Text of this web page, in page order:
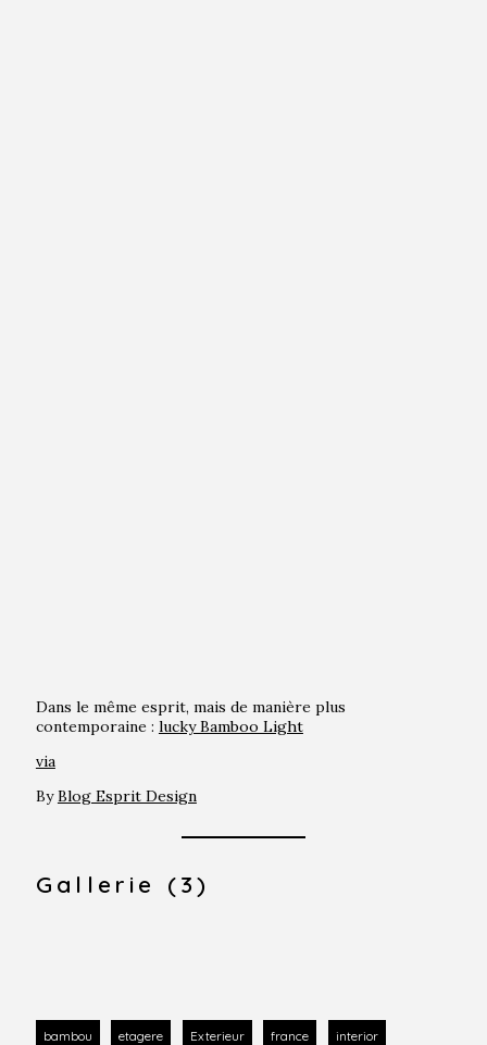
Dans le même esprit, mais de manière plus
contemporaine : lucky Bamboo Light
via
ByBlog Esprit Design
Gallerie (3)
bambou etagere Exterieur france interior